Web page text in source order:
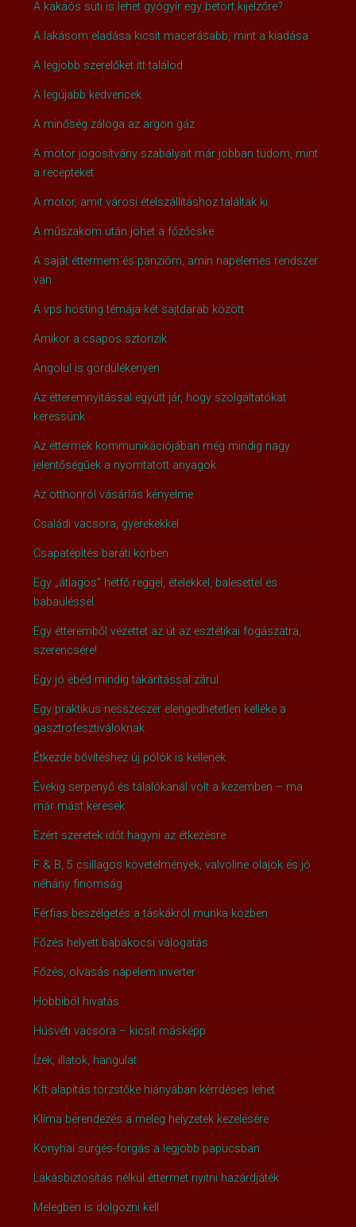
A kakaós süti is lehet gyógyír egy betört kijelzőre?
A lakásom eladása kicsit macerásabb, mint a kiadása
A legjobb szerelőket itt találod
A legújabb kedvencek
A minőség záloga az argon gáz
A motor jogosítvány szabályait már jobban tudom, mint
a recepteket
A motor, amit városi ételszállításhoz találtak ki
A műszakom után jöhet a főzőcske
A saját éttermem és panzióm, amin napelemes rendszer
van
A vps hosting témája két sajtdarab között
Amikor a csapos sztorizik
Angolul is gördülékenyen
Az étteremnyitással együtt jár, hogy szolgáltatókat
keressünk
Az éttermek kommunikációjában még mindig nagy
jelentőségűek a nyomtatott anyagok
Az otthonról vásárlás kényelme
Családi vacsora, gyerekekkel
Csapatépítés baráti körben
Egy „átlagos” hétfő reggel, ételekkel, balesettel és
babaüléssel
Egy étteremből vezettet az út az esztétikai fogászatra,
szerencsére!
Egy jó ebéd mindig takarítással zárul
Egy praktikus nesszeszer elengedhetetlen kelléke a
gasztrofesztiváloknak
Étkezde bővítéshez új pólók is kellenek
Évekig serpenyő és tálalókanál volt a kezemben – ma
már mást keresek
Ezért szeretek időt hagyni az étkezésre
F & B, 5 csillagos követelmények, valvoline olajok és jó
néhány finomság
Férfias beszélgetés a táskákról munka közben
Főzés helyett babakocsi válogatás
Főzés, olvasás napelem inverter
Hobbiból hivatás
Húsvéti vacsora – kicsit másképp
Ízek, illatok, hangulat
Kft alapítás törzstőke hiányában kérrdéses lehet
Klíma berendezés a meleg helyzetek kezelésére
Konyhai sürgés-forgás a legjobb papucsban
Lakásbiztosítás nélkül éttermet nyitni hazárdjáték
Melegben is dolgozni kell